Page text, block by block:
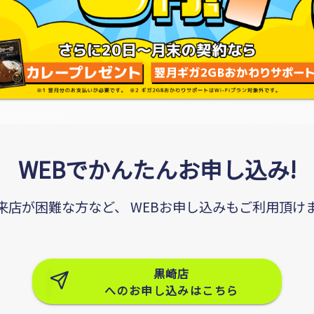
WEBでかんたんお申し込み!
店が困難な方など、 WEBお申し込みもご利用頂け
黒崎店
へのお申し込みはこちら